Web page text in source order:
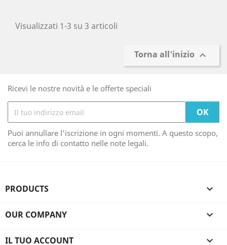
Visualizzati 1-3 su 3 articoli
Torna all'inizio 
Ricevi le nostre novità e le offerte speciali
Puoi annullare l'iscrizione in ogni momenti. A questo scopo,
cerca le info di contatto nelle note legali.
PRODUCTS 
OUR COMPANY 
IL TUO ACCOUNT 